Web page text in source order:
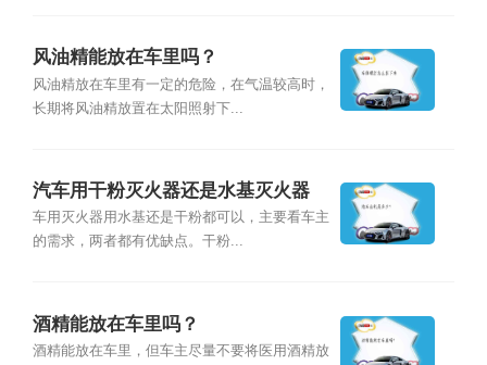
风油精能放在车里吗？
风油精放在车里有一定的危险，在气温较高时，
长期将风油精放置在太阳照射下...
汽车用干粉灭火器还是水基灭火器
车用灭火器用水基还是干粉都可以，主要看车主
的需求，两者都有优缺点。干粉...
酒精能放在车里吗？
酒精能放在车里，但车主尽量不要将医用酒精放